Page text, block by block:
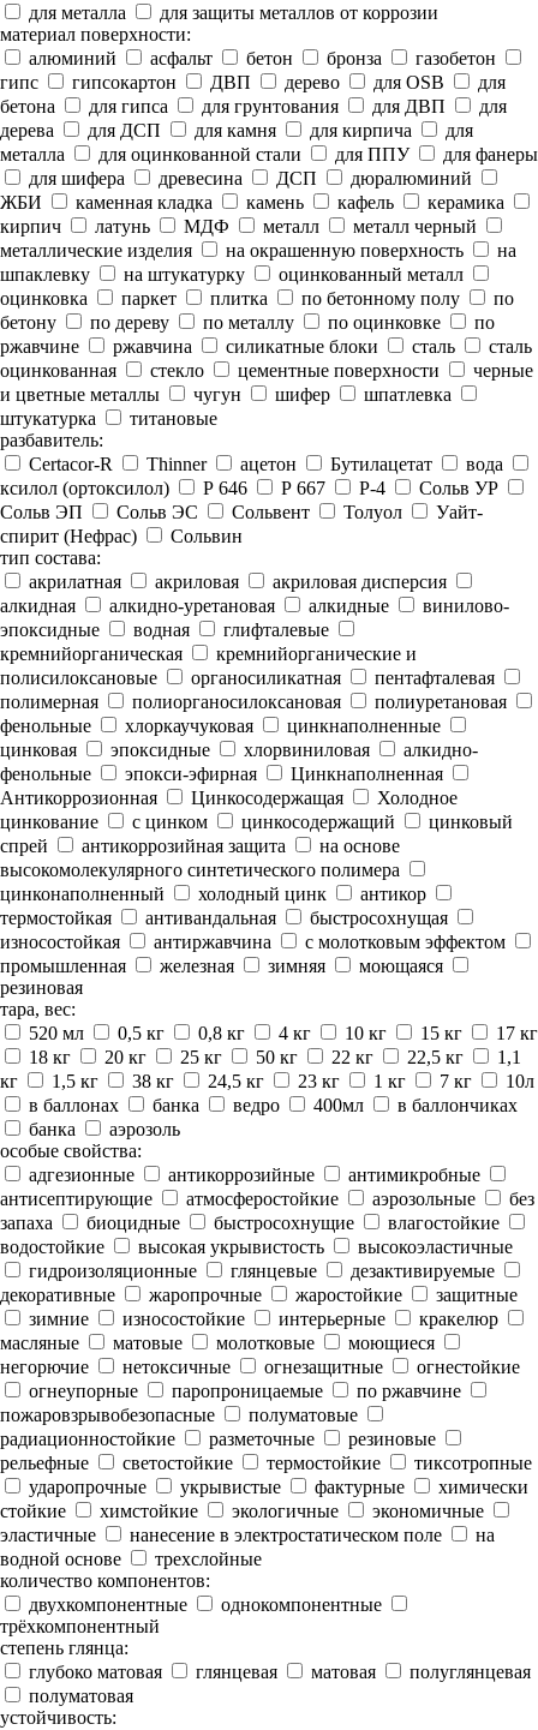
для металла
для защиты металлов от коррозии
материал поверхности:
алюминий
асфальт бетон бронза
газобетон
гипс
гипсокартон ДВП дерево для OSB
для
бетона
для гипса для грунтования для ДВП
для
дерева
для ДСП для камня для кирпича
для
металла
для оцинкованной стали для ППУ
для фанеры
для шифера
древесина ДСП
дюралюминий
ЖБИ
каменная кладка камень кафель
керамика
кирпич
латунь МДФ металл
металл черный
металлические изделия
на окрашенную поверхность
на
шпаклевку
на штукатурку
оцинкованный металл
оцинковка
паркет плитка по бетонному полу
по
бетону
по дереву по металлу по оцинковке
по
ржавчине
ржавчина силикатные блоки сталь
сталь
оцинкованная
стекло цементные поверхности
черные
и цветные металлы
чугун шифер
шпатлевка
штукатурка
титановые
разбавитель:
Certacor-R
Thinner ацетон Бутилацетат
вода
ксилол (ортоксилол)
Р 646 Р 667 Р-4
Сольв УР
Сольв ЭП
Сольв ЭС Сольвент Толуол
Уайт-
спирит (Нефрас)
Сольвин
тип состава:
акрилатная
акриловая
акриловая дисперсия
алкидная
алкидно-уретановая алкидные
винилово-
эпоксидные
водная
глифталевые
кремнийорганическая
кремнийорганические и
полисилоксановые
органосиликатная
пентафталевая
полимерная
полиорганосилоксановая
полиуретановая
фенольные
хлоркаучуковая
цинкнаполненные
цинковая
эпоксидные хлорвиниловая
алкидно-
фенольные
эпокси-эфирная
Цинкнаполненная
Антикоррозионная
Цинкосодержащая
Холодное
цинкование
с цинком цинкосодержащий
цинковый
спрей
антикоррозийная защита
на основе
высокомолекулярного синтетического полимера
цинконаполненный
холодный цинк
антикор
термостойкая
антивандальная
быстросохнущая
износостойкая
антиржавчина
с молотковым эффектом
промышленная
железная зимняя
моющаяся
резиновая
тара, вес:
520 мл
0,5 кг 0,8 кг 4 кг 10 кг 15 кг
17 кг
18 кг
20 кг 25 кг 50 кг 22 кг 22,5 кг
1,1
кг
1,5 кг 38 кг 24,5 кг 23 кг 1 кг 7 кг
10л
в баллонах
банка ведро 400мл
в баллончиках
банка
аэрозоль
особые свойства:
адгезионные
антикоррозийные
антимикробные
антисептирующие
атмосферостойкие аэрозольные
без
запаха
биоцидные быстросохнущие
влагостойкие
водостойкие
высокая укрывистость
высокоэластичные
гидроизоляционные
глянцевые
дезактивируемые
декоративные
жаропрочные жаростойкие
защитные
зимние
износостойкие интерьерные
кракелюр
масляные
матовые молотковые
моющиеся
негорючие
нетоксичные огнезащитные
огнестойкие
огнеупорные
паропроницаемые
по ржавчине
пожаровзрывобезопасные
полуматовые
радиационностойкие
разметочные
резиновые
рельефные
светостойкие термостойкие
тиксотропные
ударопрочные
укрывистые фактурные
химически
стойкие
химстойкие экологичные
экономичные
эластичные
нанесение в электростатическом поле
на
водной основе
трехслойные
количество компонентов:
двухкомпонентные
однокомпонентные
трёхкомпонентный
степень глянца:
глубоко матовая
глянцевая матовая
полуглянцевая
полуматовая
устойчивость: